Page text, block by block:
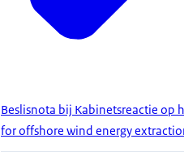
Beslisnota bij Kabinetsreactie op
for offshore wind energy